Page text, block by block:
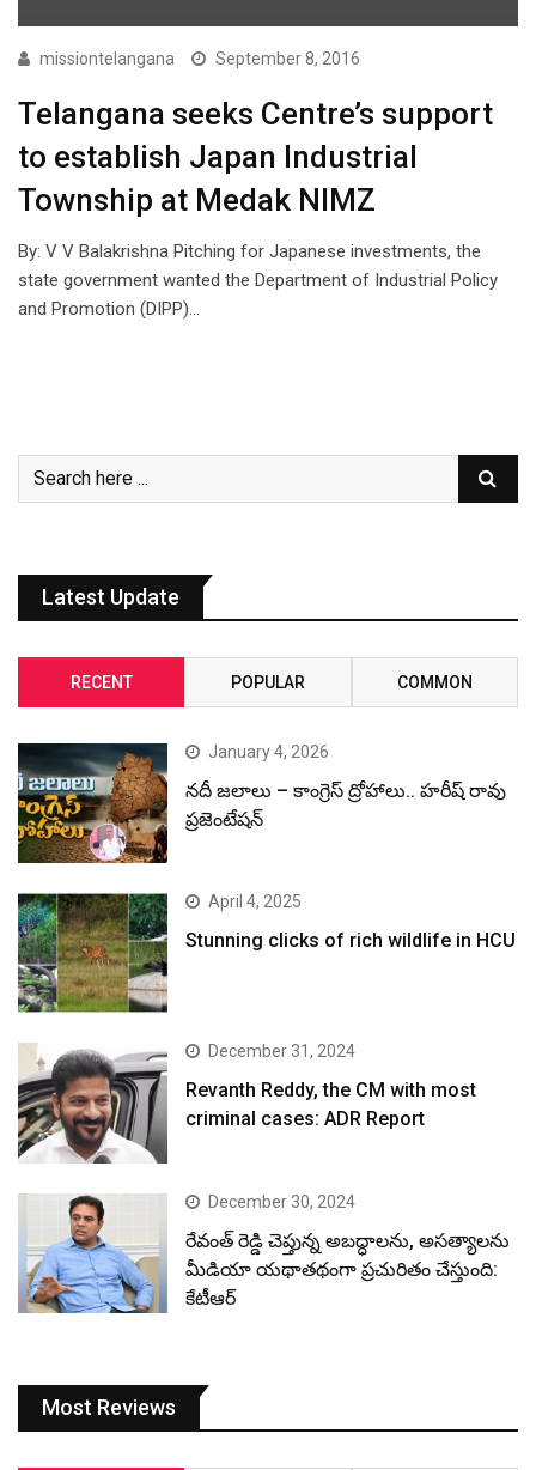
missiontelangana September 8, 2016
Telangana seeks Centre’s support
to establish Japan Industrial
Township at Medak NIMZ
By: V V Balakrishna Pitching for Japanese investments, the
state government wanted the Department of Industrial Policy
and Promotion (DIPP)…
Latest Update
RECENT POPULAR COMMON
January 4, 2026
నదీ జలాలు – కాంగ్రెస్ ద్రోహాలు.. హరీష్ రావు
ప్రజెంటేషన్
April 4, 2025
Stunning clicks of rich wildlife in HCU
December 31, 2024
Revanth Reddy, the CM with most
criminal cases: ADR Report
December 30, 2024
రేవంత్ రెడ్డి చెప్తున్న అబద్ధాలను, అసత్యాలను
మీడియా యథాతథంగా ప్రచురితం చేస్తుంది:
కేటీఆర్
Most Reviews